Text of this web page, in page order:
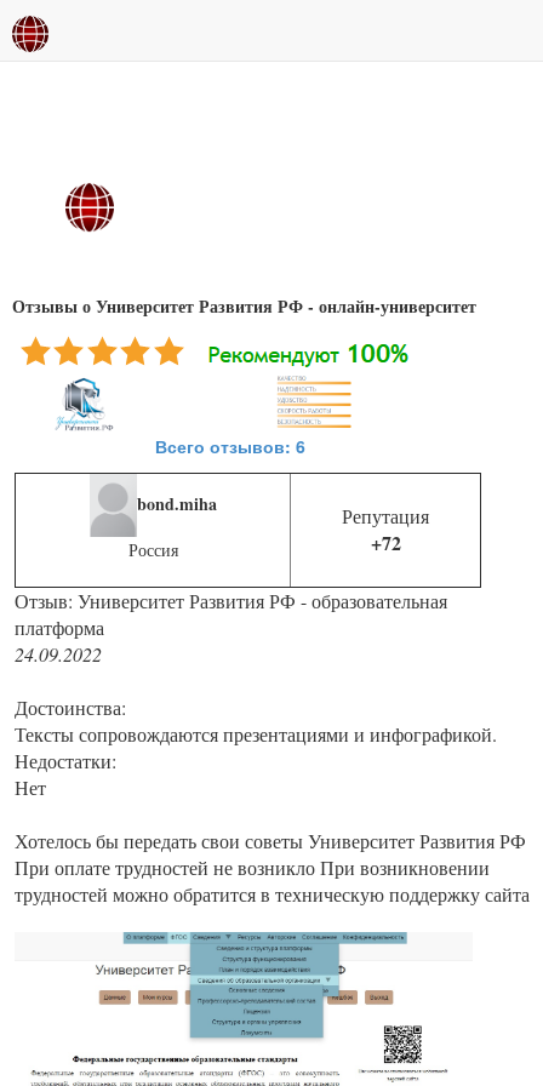
Отзывы о Университет Развития РФ - онлайн-университет
Всего отзывов: 6
bond.miha
Россия
Репутация
+72
Отзыв: Университет Развития РФ - образовательная
платформа
24.09.2022
Достоинства:
Тексты сопровождаются презентациями и инфографикой.
Недостатки:
Нет
Хотелось бы передать свои советы Университет Развития РФ
При оплате трудностей не возникло При возникновении
трудностей можно обратится в техническую поддержку сайта